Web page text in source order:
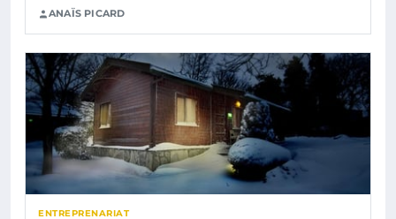
ANAÏS PICARD
ENTREPRENARIAT